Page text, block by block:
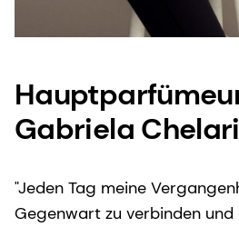
Gabriela
"Jeden Tag meine
Gegenwart zu verbinden und